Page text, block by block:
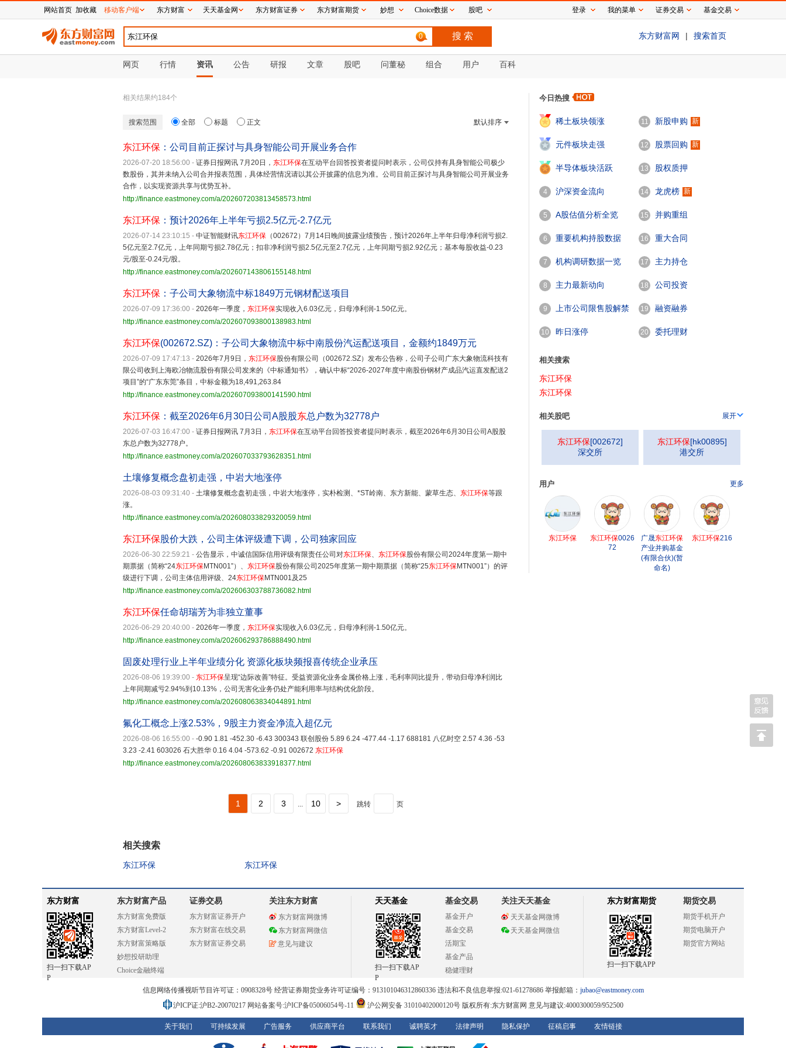
0 东方财富网 | 搜索首页
网页 行情 资讯 公告 研报 文章 股吧 问董秘 组合 用户 百科
相关结果约184个
搜索范围 全部 标题 正文 默认排序
东江环保 ：公司目前正探讨与具身智能公司开展业务合作
2026-07-20 18:56:00 - 证券日报网讯 7月20日， 东江环保在互动平台回答投资者提问时表示，公司仅持有具身智能公司极少
数股份，其并未纳入公司合并报表范围，具体经营情况请以其公开披露的信息为准。公司目前正探讨与具身智能公司开展业务
合作，以实现资源共享与优势互补。
http://finance.eastmoney.com/a/202607203813458573.html
东江环保 ：预计2026年上半年亏损2.5亿元-2.7亿元
2026-07-14 23:10:15 - 中证智能财讯东江环保 （002672）7月14日晚间披露业绩预告，预计2026年上半年归母净利润亏损2.
5亿元至2.7亿元，上年同期亏损2.78亿元；扣非净利润亏损2.5亿元至2.7亿元，上年同期亏损2.92亿元；基本每股收益-0.23
元/股至-0.24元/股。
http://finance.eastmoney.com/a/202607143806155148.html
东江环保 ：子公司大象物流中标1849万元钢材配送项目
2026-07-09 17:36:00 - 2026年一季度， 东江环保实现收入6.03亿元，归母净利润-1.50亿元。
http://finance.eastmoney.com/a/202607093800138983.html
东江环保(002672.SZ)：子公司大象物流中标中南股份汽运配送项目，金额约1849万元
2026-07-09 17:47:13 - 2026年7月9日， 东江环保股份有限公司（002672.SZ）发布公告称，公司子公司广东大象物流科技有
限公司收到上海欧冶物流股份有限公司发来的《中标通知书》，确认中标“2026-2027年度中南股份钢材产成品汽运直发配送2
项目”的“广东东莞”条目，中标金额为18,491,263.84
http://finance.eastmoney.com/a/202607093800141590.html
东江环保 ：截至2026年6月30日公司A股股东总户数为32778户
2026-07-03 16:47:00 - 证券日报网讯 7月3日， 东江环保在互动平台回答投资者提问时表示，截至2026年6月30日公司A股股
东总户数为32778户。
http://finance.eastmoney.com/a/202607033793628351.html
土壤修复概念盘初走强，中岩大地涨停
2026-08-03 09:31:40 - 土壤修复概念盘初走强，中岩大地涨停，实朴检测、*ST岭南、东方新能、蒙草生态、 东江环保等跟
涨。
http://finance.eastmoney.com/a/202608033829320059.html
东江环保股价大跌，公司主体评级遭下调，公司独家回应
2026-06-30 22:59:21 - 公告显示，中诚信国际信用评级有限责任公司对东江环保、 东江环保股份有限公司2024年度第一期中
期票据（简称“24东江环保MTN001”）、 东江环保股份有限公司2025年度第一期中期票据（简称“25东江环保MTN001”）的评
级进行下调，公司主体信用评级、24东江环保MTN001及25
http://finance.eastmoney.com/a/202606303788736082.html
东江环保任命胡瑞芳为非独立董事
2026-06-29 20:40:00 - 2026年一季度， 东江环保实现收入6.03亿元，归母净利润-1.50亿元。
http://finance.eastmoney.com/a/202606293786888490.html
固废处理行业上半年业绩分化 资源化板块频报喜传统企业承压
2026-08-06 19:39:00 - 东江环保呈现“边际改善”特征。受益资源化业务金属价格上涨，毛利率同比提升，带动归母净利润比
上年同期减亏2.94%到10.13%，公司无害化业务仍处产能利用率与结构优化阶段。
http://finance.eastmoney.com/a/202608063834044891.html
氟化工概念上涨2.53%，9股主力资金净流入超亿元
2026-08-06 16:55:00 - -0.90 1.81 -452.30 -6.43 300343 联创股份 5.89 6.24 -477.44 -1.17 688181 八亿时空 2.57 4.36 -53
3.23 -2.41 603026 石大胜华 0.16 4.04 -573.62 -0.91 002672 东江环保
http://finance.eastmoney.com/a/202608063833918377.html
1 2 3 ... 10 > 跳转 页
相关搜索
东江环保 东江环保
今日热搜
稀土板块领涨
2
元件板块走强
3
半导体板块活跃
4 沪深资金流向
5 A股估值分析全览
6 重要机构持股数据
7 机构调研数据一览
8 主力最新动向
9 上市公司限售股解禁
一览
10 昨日涨停
11 新股申购 新
12 股票回购 新
13 股权质押
14 龙虎榜 新
15 并购重组
16 重大合同
17 主力持仓
18 公司投资
19 融资融券
20 委托理财
相关搜索
东江环保
东江环保
相关股吧 展开
东江环保[002672]
深交所
东江环保[hk00895]
港交所
用户 更多
东江环保 东江环保0026
72
广晟东江环保
产业并购基金
(有限合伙)(暂
命名)
东江环保216
东方财富
扫一扫下载AP
P
东方财富产品
东方财富免费版
东方财富Level-2
东方财富策略版
妙想投研助理
Choice金融终端
证券交易
东方财富证券开户
东方财富在线交易
东方财富证券交易
关注东方财富
东方财富网微博
东方财富网微信
意见与建议
天天基金
扫一扫下载AP
P
基金交易
基金开户
基金交易
活期宝
基金产品
稳健理财
关注天天基金
天天基金网微博
天天基金网微信
东方财富期货
扫一扫下载APP
期货交易
期货手机开户
期货电脑开户
期货官方网站
信息网络传播视听节目许可证：0908328号 经营证券期货业务许可证编号：913101046312860336 违法和不良信息举报:021-61278686 举报邮箱： jubao@eastmoney.com
沪ICP证:沪B2-20070217 网站备案号:沪ICP备05006054号-11 沪公网安备 31010402000120号版权所有:东方财富网 意见与建议:4000300059/952500
关于我们 可持续发展 广告服务 供应商平台 联系我们 诚聘英才 法律声明 隐私保护 征稿启事 友情链接
网站首页 加收藏 移动客户端 东方财富 天天基金网 东方财富证券 东方财富期货 妙想 Choice数据 股吧 登录 我的菜单 证券交易 基金交易